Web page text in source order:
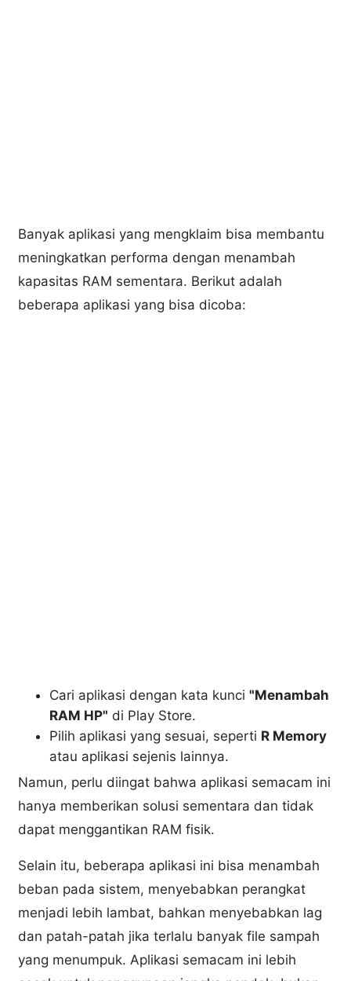
Banyak aplikasi yang mengklaim bisa membantu
meningkatkan performa dengan menambah
kapasitas RAM sementara. Berikut adalah
beberapa aplikasi yang bisa dicoba:
Cari aplikasi dengan kata kunci"Menambah
RAM HP" di Play Store.
Pilih aplikasi yang sesuai, seperti R Memory
atau aplikasi sejenis lainnya.
Namun, perlu diingat bahwa aplikasi semacam ini
hanya memberikan solusi sementara dan tidak
dapat menggantikan RAM fisik.
Selain itu, beberapa aplikasi ini bisa menambah
beban pada sistem, menyebabkan perangkat
menjadi lebih lambat, bahkan menyebabkan lag
dan patah-patah jika terlalu banyak file sampah
yang menumpuk. Aplikasi semacam ini lebih